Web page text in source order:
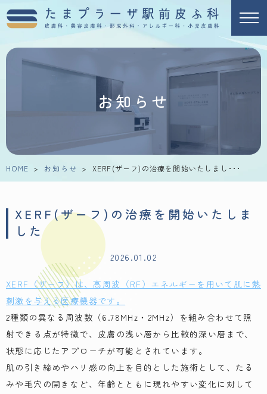
お知らせ
HOME > お知らせ > XERF(ザーフ)の治療を開始いたしまし･･･
XERF(ザーフ)の治療を開始いたしま
した
2026.01.02
XERF（ザーフ）は、高周波（RF）エネルギーを用いて肌に熱
刺激を与える医療機器です。
2種類の異なる周波数（6.78MHz・2MHz）を組み合わせて照
射できる点が特徴で、皮膚の浅い層から比較的深い層まで、
状態に応じたアプローチが可能とされています。
肌の引き締めやハリ感の向上を目的とした施術として、たる
みや毛穴の開きなど、年齢とともに現れやすい変化に対して